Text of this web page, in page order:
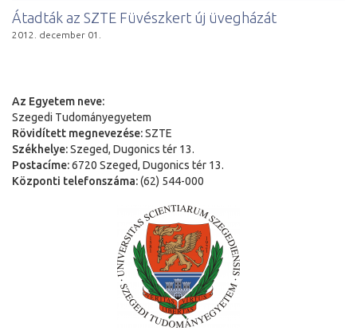
Átadták az SZTE Füvészkert új üvegházát
2012. december 01.
Az Egyetem neve:
Szegedi Tudományegyetem
Rövidített megnevezése:SZTE
Székhelye:Szeged, Dugonics tér 13.
Postacíme:6720 Szeged, Dugonics tér 13.
Központi telefonszáma:(62) 544-000